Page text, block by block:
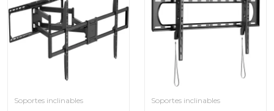
Soportes inclinables Soportes inclinables